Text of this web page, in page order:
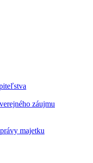
záujmu
majetku